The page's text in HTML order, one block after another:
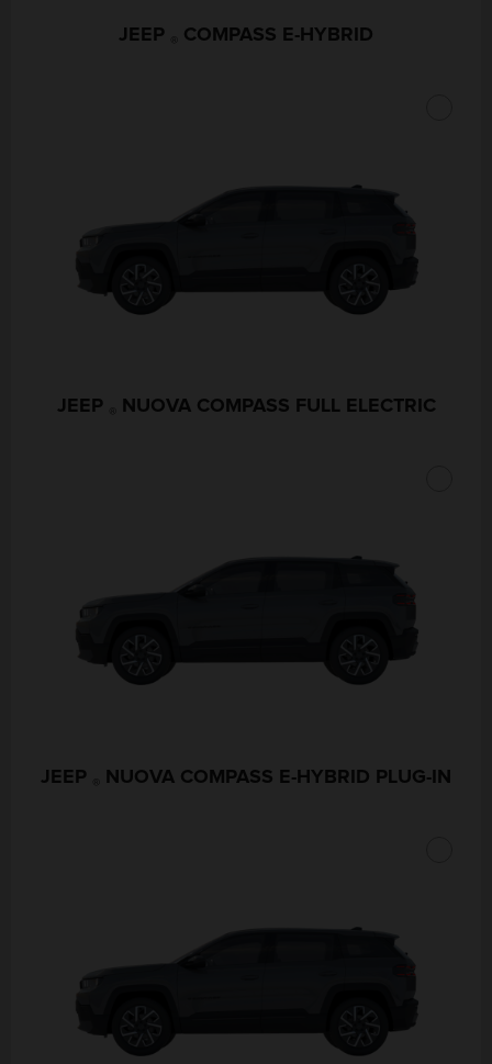
JEEP COMPASS E-HYBRID
JEEP NUOVA COMPASS FULL ELECTRIC
JEEP NUOVA COMPASS E-HYBRID PLUG-IN